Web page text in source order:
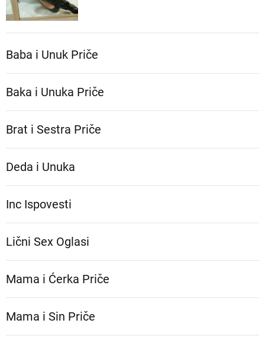
Baba i Unuk Priče
Baka i Unuka Pričе
Brat i Sestra Priče
Deda i Unuka
Inc Ispovesti
Lični Sex Oglasi
Mama i Ćerka Priče
Mama i Sin Priče